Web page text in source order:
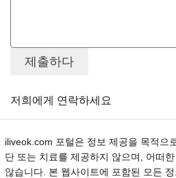
저희에게 연락하세요
iliveok.com 포털은 정보 제공을 목적으
단 또는 치료를 제공하지 않으며, 어떠
않습니다. 본 웹사이트에 포함된 모든